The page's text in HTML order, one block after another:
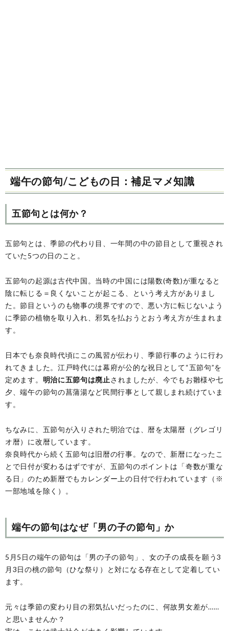
端午の節句/こどもの日：補足マメ知識
五節句とは何か？
五節句とは、季節の代わり目、一年間の中の節目として重視され
ていた5つの日のこと。
五節句の起源は古代中国。当時の中国には陽数(奇数)が重なると
陰に転じる＝良くないことが起こる、という考え方がありまし
た。節目というのも物事の境界ですので、悪い方に転じないよう
に季節の植物を取り入れ、邪気を払おうとおう考え方が生まれま
す。
日本でも奈良時代頃にこの風習が伝わり、季節行事のように行わ
れてきました。江戸時代には幕府が公的な祝日として“五節句”を
定めます。 明治に五節句は廃止されましたが、今でもお雛様や七
夕、端午の節句の菖蒲湯など民間行事として親しまれ続けていま
す。
ちなみに、五節句が入りされた明治では、暦を太陽暦（グレゴリ
オ暦）に改暦しています。
奈良時代から続く五節句は旧暦の行事。なので、新暦になったこ
とで日付が変わるはずですが、五節句のポイントは「奇数が重な
る日」のため新暦でもカレンダー上の日付で行われています（※
一部地域を除く）。
端午の節句はなぜ「男の子の節句」か
5月5日の端午の節句は「男の子の節句」、女の子の成長を願う3
月3日の桃の節句（ひな祭り）と対になる存在として定着してい
ます。
元々は季節の変わり目の邪気払いだったのに、何故男女差が……
と思いませんか？